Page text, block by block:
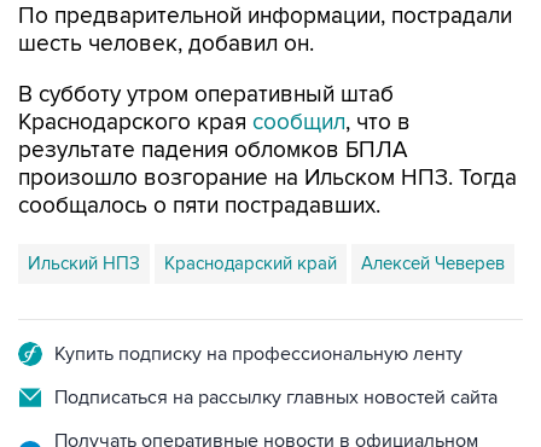
По предварительной информации, пострадали
шесть человек, добавил он.
В субботу утром оперативный штаб
Краснодарского края сообщил, что в
результате падения обломков БПЛА
произошло возгорание на Ильском НПЗ. Тогда
сообщалось о пяти пострадавших.
Ильский НПЗ Краснодарский край Алексей Чеверев
Купить подписку на профессиональную ленту
Подписаться на рассылку главных новостей сайта
Получать оперативные новости в официальном